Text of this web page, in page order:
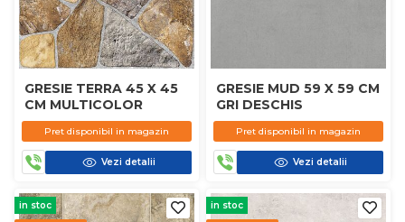
GRESIE TERRA 45 X 45
CM MULTICOLOR
Pret disponibil in magazin
Vezi detalii
GRESIE MUD 59 X 59 CM
GRI DESCHIS
Pret disponibil in magazin
Vezi detalii
in stoc in stoc